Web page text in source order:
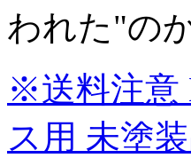
われた"の
※送料注意
ス用 未塗